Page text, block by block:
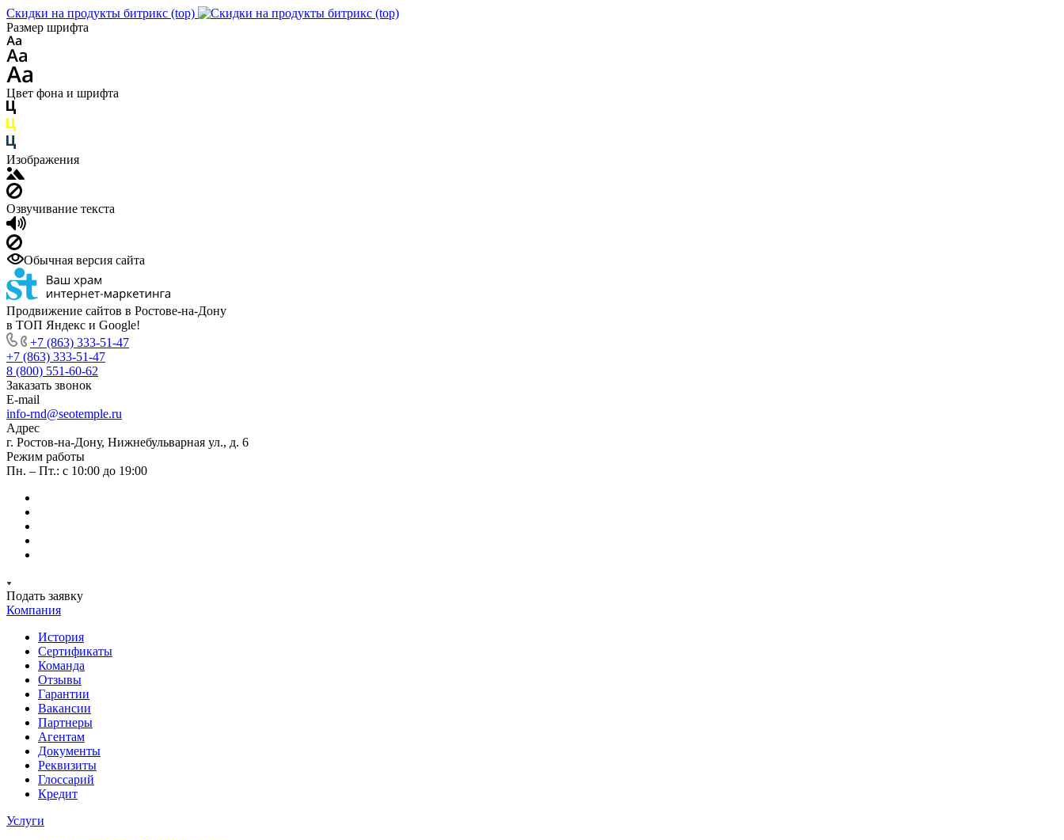
Скидки на продукты битрикс (top)
Размер шрифта
Цвет фона и шрифта
Изображения
Озвучивание текста
Обычная версия сайта
Продвижение сайтов в Ростове-на-Дону
в ТОП Яндекс и Google!
+7 (863) 333-51-47
+7 (863) 333-51-47
8 (800) 551-60-62
Заказать звонок
E-mail
info-rnd@seotemple.ru
Адрес
г. Ростов-на-Дону, Нижнебульварная ул., д. 6
Режим работы
Пн. – Пт.: с 10:00 до 19:00
Подать заявку
Компания
История
Сертификаты
Команда
Отзывы
Гарантии
Вакансии
Партнеры
Агентам
Документы
Реквизиты
Глоссарий
Кредит
Услуги